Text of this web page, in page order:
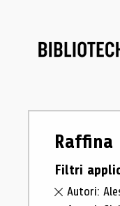
Raffina
Filtri
Autori: